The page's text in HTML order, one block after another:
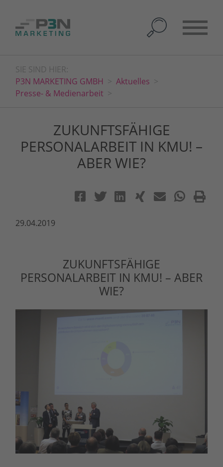
SIE SIND HIER:
P3N MARKETING GMBH
Aktuelles
Presse- & Medienarbeit
ZUKUNFTSFÄHIGE
PERSONALARBEIT IN KMU! –
ABER WIE?
29.04.2019
ZUKUNFTSFÄHIGE
PERSONALARBEIT IN KMU! – ABER
WIE?